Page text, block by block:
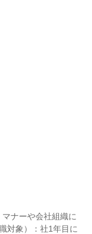
ナーや会社組織に
対象）：社1年目に